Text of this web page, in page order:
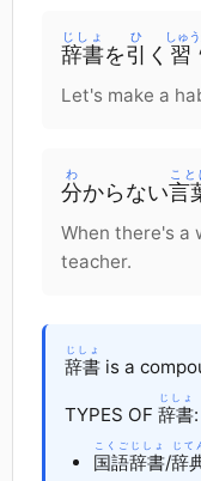
辞書
じしょ
を引
ひ
く 習
しゅ
Let's make a
分
わ
からない言
こと
When there's a
teacher.
辞書
じしょ
is a
TYPES OF 辞書
じしょ
:
国語
こくご
辞書
じしょ
/辞
じて